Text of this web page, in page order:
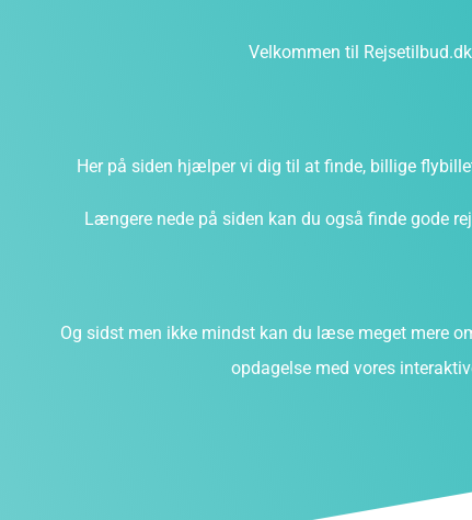
Velkommen til
Her på siden hjælper vi dig til at finde, billige
Længere nede på siden kan du også finde gode
Og sidst men ikke mindst kan du læse meget mere
opdagelse med vores